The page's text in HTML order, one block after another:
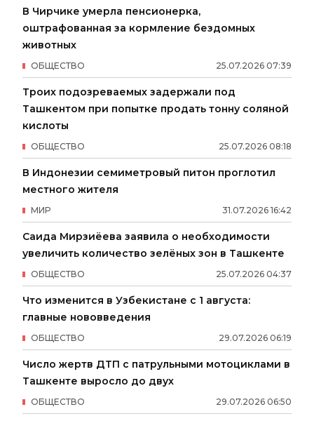
В Чирчике умерла пенсионерка,
оштрафованная за кормление бездомных
животных
25.07.2026 07:39
ОБЩЕСТВО
Троих подозреваемых задержали под
Ташкентом при попытке продать тонну соляной
кислоты
25.07.2026 08:18
ОБЩЕСТВО
В Индонезии семиметровый питон проглотил
местного жителя
31.07.2026 16:42
МИР
Саида Мирзиёева заявила о необходимости
увеличить количество зелёных зон в Ташкенте
25.07.2026 04:37
ОБЩЕСТВО
Что изменится в Узбекистане с 1 августа:
главные нововведения
29.07.2026 06:19
ОБЩЕСТВО
Число жертв ДТП с патрульными мотоциклами в
Ташкенте выросло до двух
29.07.2026 06:50
ОБЩЕСТВО